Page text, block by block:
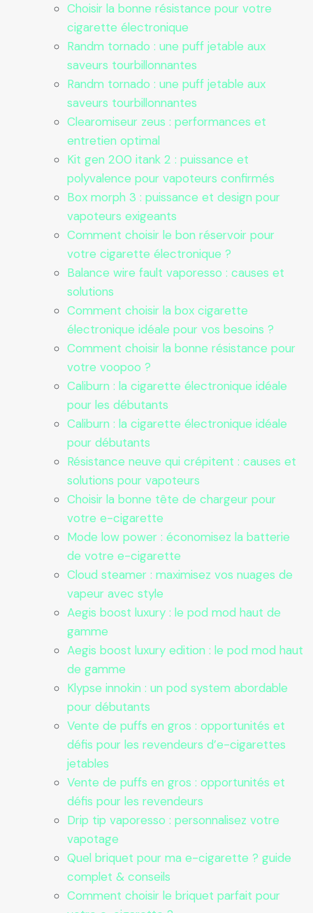
Choisir la bonne résistance pour votre
cigarette électronique
Randm tornado : une puff jetable aux
saveurs tourbillonnantes
Randm tornado : une puff jetable aux
saveurs tourbillonnantes
Clearomiseur zeus : performances et
entretien optimal
Kit gen 200 itank 2 : puissance et
polyvalence pour vapoteurs confirmés
Box morph 3 : puissance et design pour
vapoteurs exigeants
Comment choisir le bon réservoir pour
votre cigarette électronique ?
Balance wire fault vaporesso : causes et
solutions
Comment choisir la box cigarette
électronique idéale pour vos besoins ?
Comment choisir la bonne résistance pour
votre voopoo ?
Caliburn : la cigarette électronique idéale
pour les débutants
Caliburn : la cigarette électronique idéale
pour débutants
Résistance neuve qui crépitent : causes et
solutions pour vapoteurs
Choisir la bonne tête de chargeur pour
votre e-cigarette
Mode low power : économisez la batterie
de votre e-cigarette
Cloud steamer : maximisez vos nuages de
vapeur avec style
Aegis boost luxury : le pod mod haut de
gamme
Aegis boost luxury edition : le pod mod haut
de gamme
Klypse innokin : un pod system abordable
pour débutants
Vente de puffs en gros : opportunités et
défis pour les revendeurs d’e-cigarettes
jetables
Vente de puffs en gros : opportunités et
défis pour les revendeurs
Drip tip vaporesso : personnalisez votre
vapotage
Quel briquet pour ma e-cigarette ? guide
complet & conseils
Comment choisir le briquet parfait pour